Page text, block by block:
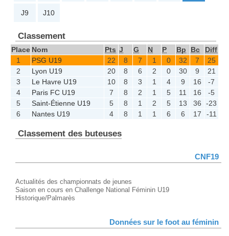
J9 J10
Classement
Place Nom Pts J G N P Bp Bc
Diff
1
PSG U19 22 8 7 1 0 32 7
25
2
Lyon U19 20 8 6 2 0 30 9
21
3
Le Havre U19 10 8 3 1 4 9 16
-7
4
Paris FC U19 7 8 2 1 5 11 16
-5
5
Saint-Étienne U19 5 8 1 2 5 13 36
-23
6
Nantes U19 4 8 1 1 6 6 17 -11
Classement des buteuses
CNF19
Actualités des championnats de jeunes
Saison en cours en Challenge National Féminin U19
Historique/Palmarès
Données sur le foot au féminin